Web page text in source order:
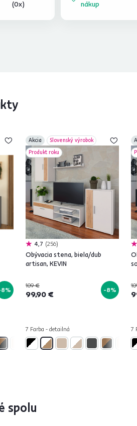
(0x)
nákup
Akcia
Slovenský výrobok
Produkt roku
4,7 256
Obývacia stena, biela/dub
artisan, KEVIN
109 €
99,90 € -8%
7 Farba - detailná 7
spolu